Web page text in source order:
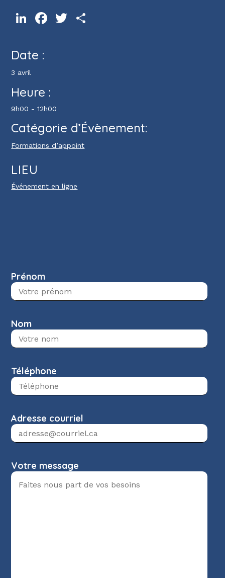
LinkedInFacebookTwitter
Date :
3 avril
Heure :
9h00 - 12h00
Catégorie d’Évènement:
Formations d’appoint
LIEU
Événement en ligne
Prénom
Nom
Téléphone
Adresse courriel
Votre message